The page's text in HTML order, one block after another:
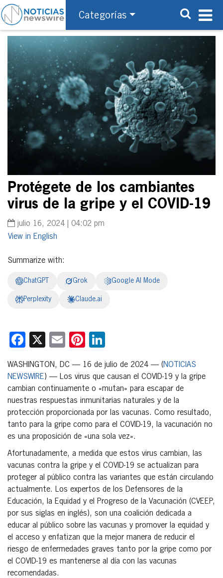
Categorías
Protégete de los cambiantes
virus de la gripe y el COVID-19
julio 16, 2024 | 04:02 pm
English
Summarize with:
ChatGPT Grok Google AI Mode
Perplexity Claude.ai
Facebook
X EmailPinterest
WASHINGTON, DC — 16 de julio de 2024 — (NOTICIAS
NEWSWIRE) — Los virus que causan el COVID-19 y la gripe
cambian continuamente o «mutan» para escapar de
nuestras respuestas inmunitarias naturales y de la
protección proporcionada por las vacunas. Como resultado,
tanto para la gripe como para el COVID-19, la vacunación no
es una proposición de «una sola vez».
Afortunadamente, a medida que estos virus cambian, las
vacunas contra la gripe y el COVID-19 se actualizan para
proteger al público contra las variantes que están circulando
actualmente. Los expertos de los Defensores de la
Educación, la Equidad y el Progreso de la Vacunación (CVEEP,
por sus siglas en inglés), son una coalición dedicada a
educar al público sobre las vacunas y promover la equidad y
el acceso y enfatizan que la mejor manera de reducir el
riesgo de enfermedades graves tanto por la gripe como por
el COVID-19 es mantenerse al día con las vacunas
recomendadas.